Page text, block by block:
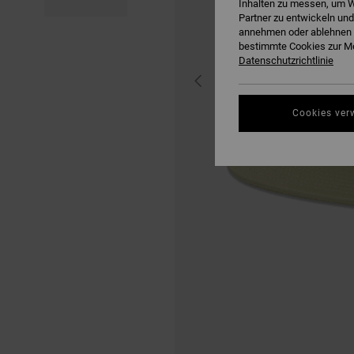
Inhalten zu messen, um
Partner zu entwickeln
annehmen oder
bestimmte Cookies zur
Datenschutzrichtlinie
Cookies